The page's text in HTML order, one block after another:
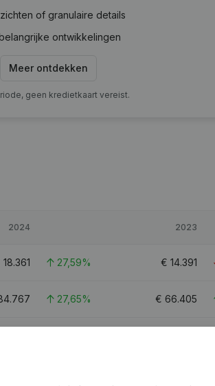
of granulaire details
ontwikkelingen
Meer ontdekken
geen kredietkaart vereist.
2024 2023
18.361 27,59% € 14.391
27,65% € 66.405